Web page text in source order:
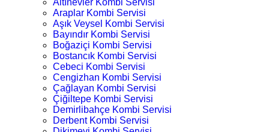
Altınevler Kombi Servisi
Araplar Kombi Servisi
Aşık Veysel Kombi Servisi
Bayındır Kombi Servisi
Boğaziçi Kombi Servisi
Bostancık Kombi Servisi
Cebeci Kombi Servisi
Cengizhan Kombi Servisi
Çağlayan Kombi Servisi
Çiğiltepe Kombi Servisi
Demirlibahçe Kombi Servisi
Derbent Kombi Servisi